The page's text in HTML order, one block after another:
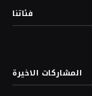
فئاتنا
المشاركات الاخيرة